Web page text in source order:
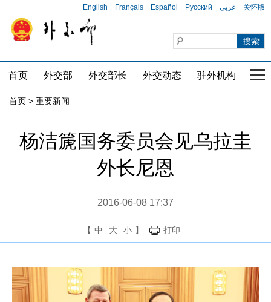
English Français Español Русский عربي 关怀版
首页 外交部 外交部长 外交动态 驻外机构 国
首页 > 重要新闻
杨洁篪国务委员会见乌拉圭
外长尼恩
2016-06-08 17:37
【 中 大 小 】 打印